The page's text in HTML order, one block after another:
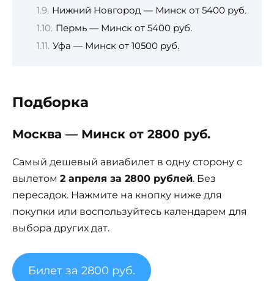
Нижний Новгород — Минск от 5400 руб.
Пермь — Минск от 5400 руб.
Уфа — Минск от 10500 руб.
Подборка
Москва — Минск от 2800 руб.
Самый дешевый авиабилет в одну сторону с
вылетом 2 апреля за 2800 рублей. Без
пересадок. Нажмите на кнопку ниже для
покупки или воспользуйтесь календарем для
выбора других дат.
Билет за 2800 руб.